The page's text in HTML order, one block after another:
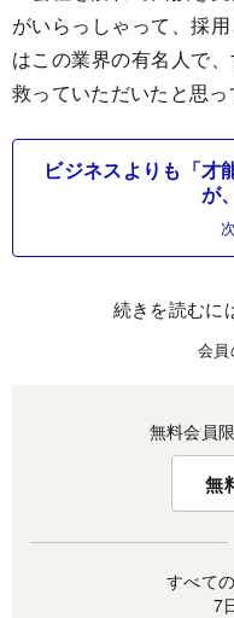
がいらっしゃって、採
はこの業界の有名人で
救っていただいたと思っ
ビジネスよりも「才
が
続きを読むに
会員
無料会員
無
すべて
7